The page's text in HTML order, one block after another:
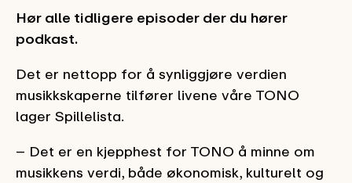
Hør alle tidligere episoder der du hører
podkast.
Det er nettopp for å synliggjøre verdien
musikkskaperne tilfører livene våre TONO
lager Spillelista.
– Det er en kjepphest for TONO å minne om
musikkens verdi, både økonomisk, kulturelt og